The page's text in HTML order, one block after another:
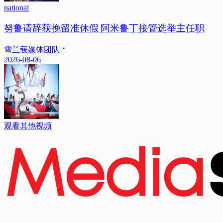
national
努鲁请辞获挽留准休假 阿米鲁丁接管选举主任职
雪兰莪媒体团队
2026-08-06
观看其他视频